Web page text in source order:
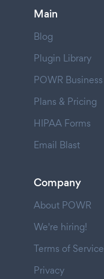
Main
Blog
Plugin Library
POWR Business
Plans & Pricing
HIPAA Forms
Email Blast
Company
About POWR
We're hiring!
Terms of Service
Privacy